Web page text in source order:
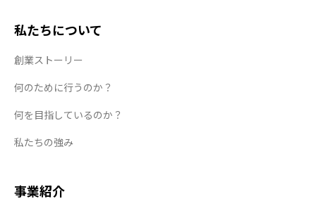
私たちについて
創業ストーリー
何のために行うのか？
何を目指しているのか？
私たちの強み
事業紹介